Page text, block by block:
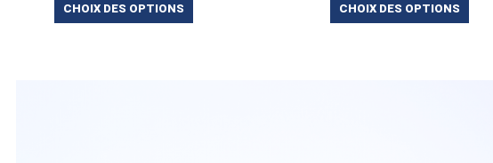
CHOIX DES OPTIONS CHOIX DES OPTIONS